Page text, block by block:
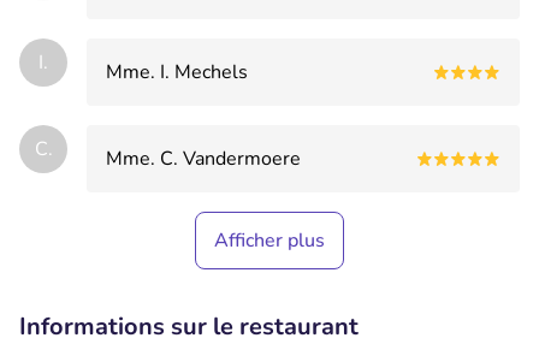
I. Mme. I. Mechels
C. Mme. C. Vandermoere
Afficher plus
Informations sur le restaurant